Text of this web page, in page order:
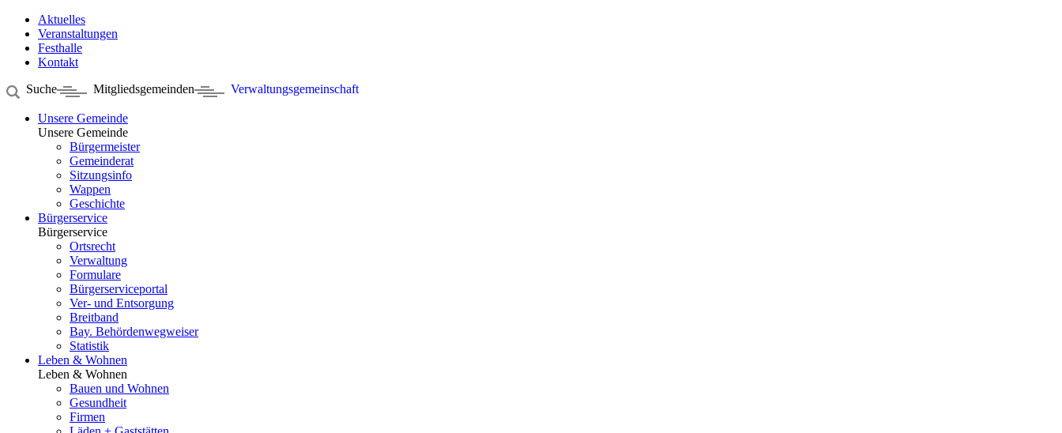
Aktuelles
Veranstaltungen
Festhalle
Kontakt
Suche
Mitgliedsgemeinden Verwaltungsgemeinschaft
Unsere Gemeinde
Unsere Gemeinde
Bürgermeister
Gemeinderat
Sitzungsinfo
Wappen
Geschichte
Bürgerservice
Bürgerservice
Ortsrecht
Verwaltung
Formulare
Bürgerserviceportal
Ver- und Entsorgung
Breitband
Bay. Behördenwegweiser
Statistik
Leben & Wohnen
Leben & Wohnen
Bauen und Wohnen
Gesundheit
Firmen